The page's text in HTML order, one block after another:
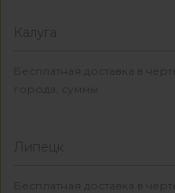
Калуга
Бесплатная доставка в черте
города, суммы
Липецк
Бесплатная доставка в черте